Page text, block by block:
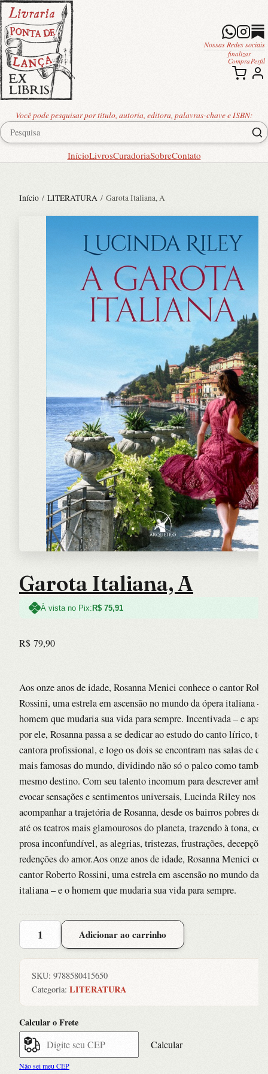
Você pode pesquisar por título, autoria, editora, palavras-chave e ISBN:
InícioLivrosCuradoriaSobreContato
Nossas Redes sociais
finalizar
Compra Perfil
Início / LITERATURA / Garota Italiana, A
Garota Italiana, A
À vista no Pix:R$ 75,91
R$ 79,90
Aos onze anos de idade, Rosanna Menici conhece o cantor
Rossini, uma estrela em ascensão no mundo da ópera italiana –
homem que mudaria sua vida para sempre. Incentivada – e
por ele, Rosanna passa a se dedicar ao estudo do canto lírico,
cantora profissional, e logo os dois se encontram nas salas de
mais famosas do mundo, dividindo não só o palco como
mesmo destino. Com seu talento incomum para descrever
evocar sensações e sentimentos universais, Lucinda Riley nos
acompanhar a trajetória de Rosanna, desde os bairros pobres de
até os teatros mais glamourosos do planeta, trazendo à tona,
prosa inconfundível, as alegrias, tristezas, frustrações, decepções
redenções do amor.Aos onze anos de idade, Rosanna Menici
cantor Roberto Rossini, uma estrela em ascensão no mundo da
italiana – e o homem que mudaria sua vida para sempre.
Garota
Italiana,
Adicionar ao carrinho
SKU: 9788580415650
Categoria: LITERATURA
Calcular o Frete
Calcular
Não sei meu CEP